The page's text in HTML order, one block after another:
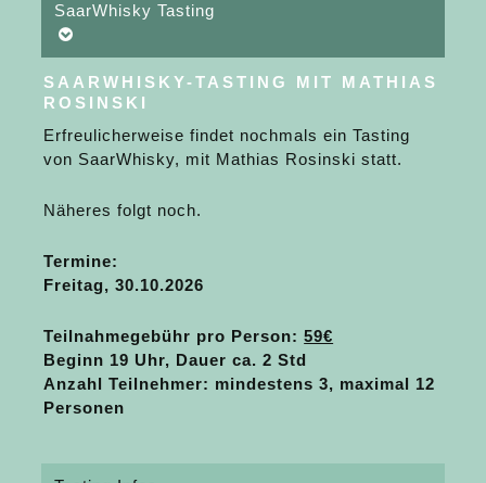
SaarWhisky Tasting
SAARWHISKY-TASTING MIT MATHIAS
ROSINSKI
Erfreulicherweise findet nochmals ein Tasting
von SaarWhisky, mit Mathias Rosinski statt.
Näheres folgt noch.
Termine:
Freitag, 30.10.2026
Teilnahmegebühr pro Person:59€
Beginn 19 Uhr, Dauer ca. 2 Std
Anzahl Teilnehmer: mindestens 3, maximal 12
Personen